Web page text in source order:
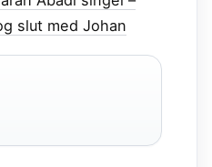
slut med Johan